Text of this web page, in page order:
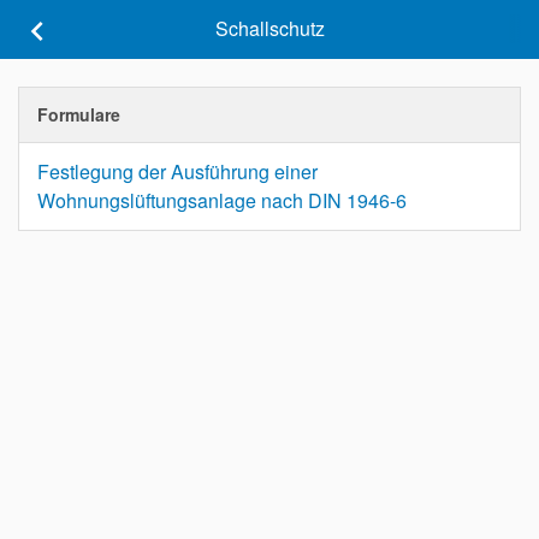
keyboard_arrow_left Schallschutz
Formulare
Festlegung der Ausführung einer
Wohnungslüftungsanlage nach DIN 1946-6